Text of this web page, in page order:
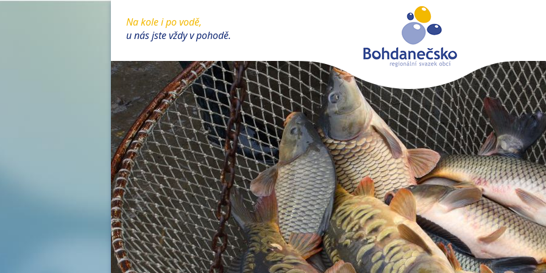
Na kole i po vodě,
u nás jste vždy v pohodě.